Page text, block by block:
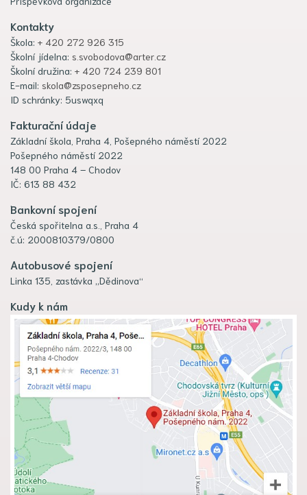
Kontakty
Škola: + 420 272 926 315
Školní jídelna: s.svobodova@arter.cz
Školní družina: + 420 724 239 801
E-mail: skola@zsposepneho.cz
ID schránky: 5uswqxq
Fakturační údaje
Základní škola, Praha 4, Pošepného náměstí 2022
Pošepného náměstí 2022
148 00 Praha 4 – Chodov
IČ: 613 88 432
Bankovní spojení
Česká spořitelna a.s., Praha 4
č.ú: 2000810379/0800
Autobusové spojení
Linka 135, zastávka „Dědinova“
Kudy k nám